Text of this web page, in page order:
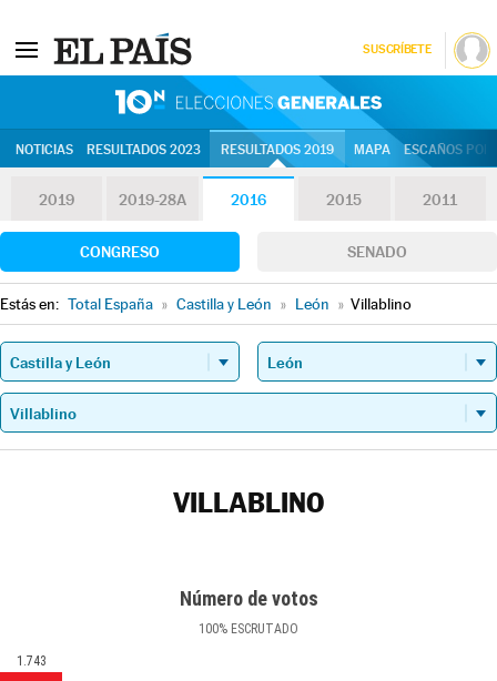
SUSCRÍBETE
NOTICIAS RESULTADOS 2023 RESULTADOS 2019 MAPA ESCAÑOS
2019 2019-28A 2016 2015 2011
CONGRESO SENADO
Estás en: Total España » Castilla y León » León » Villablino
VILLABLINO
Número de votos
100% ESCRUTADO
1.743